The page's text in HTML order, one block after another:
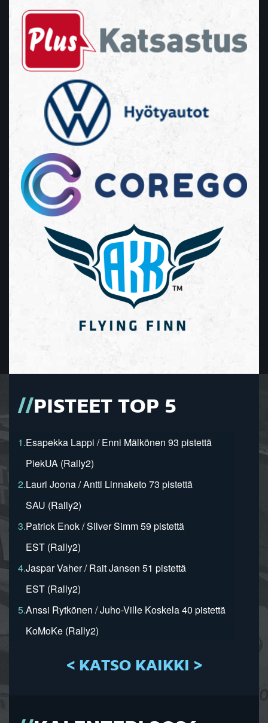
PISTEET TOP 5
1.Esapekka Lappi / Enni Mälkönen 93 pistettä
PiekUA (Rally2)
2.Lauri Joona / Antti Linnaketo 73 pistettä
SAU (Rally2)
3.Patrick Enok / Silver Simm 59 pistettä
EST (Rally2)
4.Jaspar Vaher / Rait Jansen 51 pistettä
EST (Rally2)
5.Anssi Rytkönen / Juho-Ville Koskela 40 pistettä
KoMoKe (Rally2)
< KATSO KAIKKI >